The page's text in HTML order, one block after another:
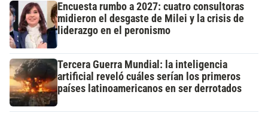
Encuesta rumbo a 2027: cuatro consultoras
midieron el desgaste de Milei y la crisis de
liderazgo en el peronismo
Tercera Guerra Mundial: la inteligencia
artificial reveló cuáles serían los primeros
países latinoamericanos en ser derrotados